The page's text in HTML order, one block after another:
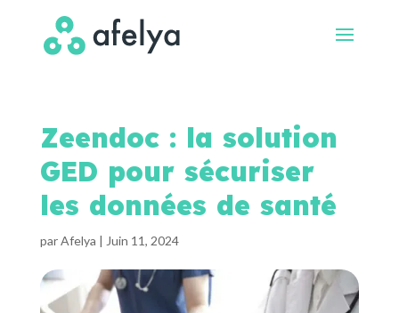
Zeendoc : la solution
GED pour sécuriser
les données de santé
parAfelya | Juin 11, 2024